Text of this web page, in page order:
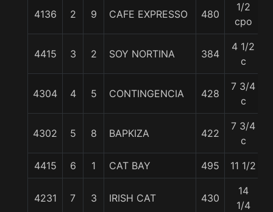
4136 2 9 CAFE EXPRESSO 480
1/2
cpo
4415 3 2 SOY NORTINA 384
4 1/2
c
4304 4 5 CONTINGENCIA 428
7 3/4
c
4302 5 8 BAPKIZA 422
7 3/4
c
4415 6 1 CAT BAY 495 11 1/2
4231 7 3 IRISH CAT 430
14
1/4